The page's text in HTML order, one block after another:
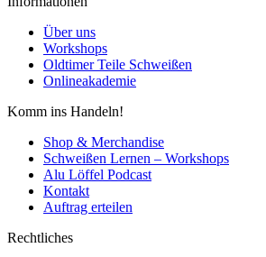
Über uns
Workshops
Oldtimer Teile Schweißen
Onlineakademie
Komm ins Handeln!
Shop & Merchandise
Schweißen Lernen – Workshops
Alu Löffel Podcast
Kontakt
Auftrag erteilen
Rechtliches